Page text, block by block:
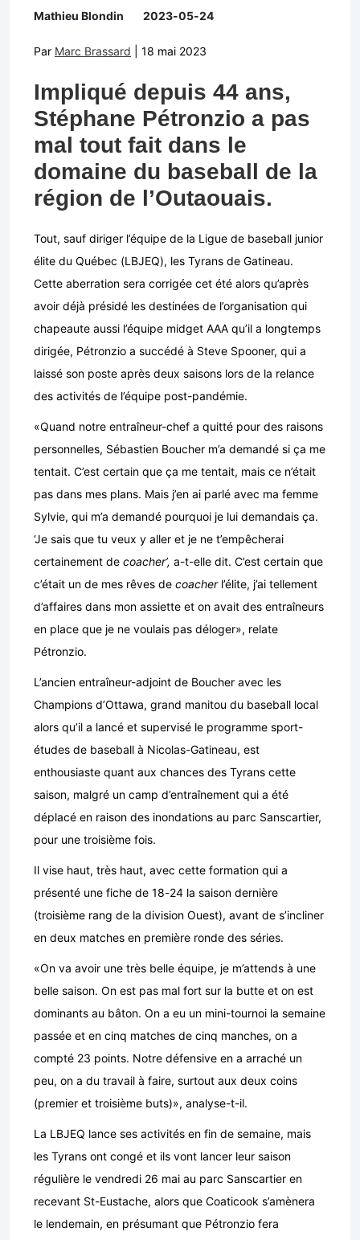
Mathieu Blondin 2023-05-24
Par Marc Brassard | 18 mai 2023
Impliqué depuis 44 ans,
Stéphane Pétronzio a pas
mal tout fait dans le
domaine du baseball de la
région de l’Outaouais.
Tout, sauf diriger l’équipe de la Ligue de baseball junior
élite du Québec (LBJEQ), les Tyrans de Gatineau.
Cette aberration sera corrigée cet été alors qu’après
avoir déjà présidé les destinées de l’organisation qui
chapeaute aussi l’équipe midget AAA qu’il a longtemps
dirigée, Pétronzio a succédé à Steve Spooner, qui a
laissé son poste après deux saisons lors de la relance
des activités de l’équipe post-pandémie.
«Quand notre entraîneur-chef a quitté pour des raisons
personnelles, Sébastien Boucher m’a demandé si ça me
tentait. C’est certain que ça me tentait, mais ce n’était
pas dans mes plans. Mais j’en ai parlé avec ma femme
Sylvie, qui m’a demandé pourquoi je lui demandais ça.
‘Je sais que tu veux y aller et je ne t’empêcherai
certainement de coacher’, a-t-elle dit. C’est certain que
c’était un de mes rêves de coacher l’élite, j’ai tellement
d’affaires dans mon assiette et on avait des entraîneurs
en place que je ne voulais pas déloger», relate
Pétronzio.
L’ancien entraîneur-adjoint de Boucher avec les
Champions d’Ottawa, grand manitou du baseball local
alors qu’il a lancé et supervisé le programme sport-
études de baseball à Nicolas-Gatineau, est
enthousiaste quant aux chances des Tyrans cette
saison, malgré un camp d’entraînement qui a été
déplacé en raison des inondations au parc Sanscartier,
pour une troisième fois.
Il vise haut, très haut, avec cette formation qui a
présenté une fiche de 18-24 la saison dernière
(troisième rang de la division Ouest), avant de s’incliner
en deux matches en première ronde des séries.
«On va avoir une très belle équipe, je m’attends à une
belle saison. On est pas mal fort sur la butte et on est
dominants au bâton. On a eu un mini-tournoi la semaine
passée et en cinq matches de cinq manches, on a
compté 23 points. Notre défensive en a arraché un
peu, on a du travail à faire, surtout aux deux coins
(premier et troisième buts)», analyse-t-il.
La LBJEQ lance ses activités en fin de semaine, mais
les Tyrans ont congé et ils vont lancer leur saison
régulière le vendredi 26 mai au parc Sanscartier en
recevant St-Eustache, alors que Coaticook s’amènera
le lendemain, en présumant que Pétronzio fera